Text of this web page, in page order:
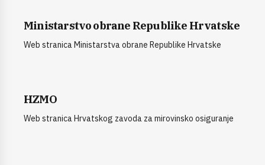
Ministarstvo obrane Republike Hrvatske
Web stranica Ministarstva obrane Republike Hrvatske
HZMO
Web stranica Hrvatskog zavoda za mirovinsko osiguranje